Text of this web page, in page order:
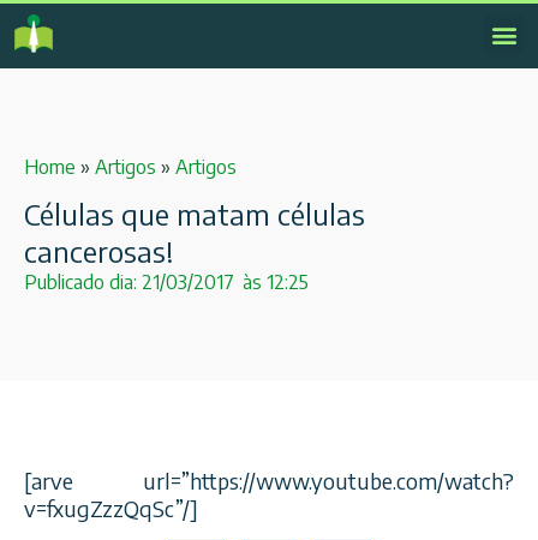
Home » Artigos » Artigos
Células que matam células
cancerosas!
Publicado dia: 21/03/2017 às 12:25
[arve url=”https://www.youtube.com/watch?
v=fxugZzzQqSc”/]